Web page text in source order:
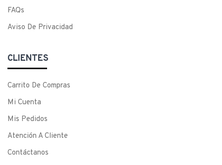
FAQs
Aviso De Privacidad
CLIENTES
Carrito De Compras
Mi Cuenta
Mis Pedidos
Atención A Cliente
Contáctanos